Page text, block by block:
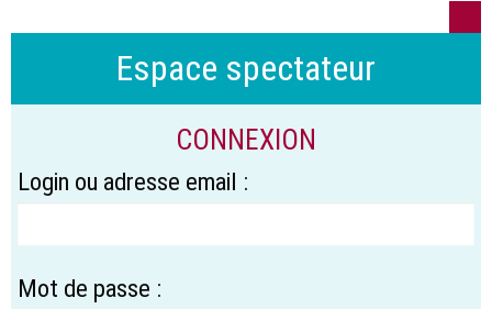
Espace spectateur
CONNEXION
Login ou adresse email :
Mot de passe :